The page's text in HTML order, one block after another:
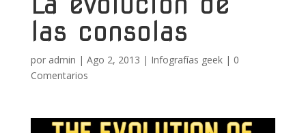
las consolas
por admin | Ago 2, 2013 | Infografías geek| 0
Comentarios